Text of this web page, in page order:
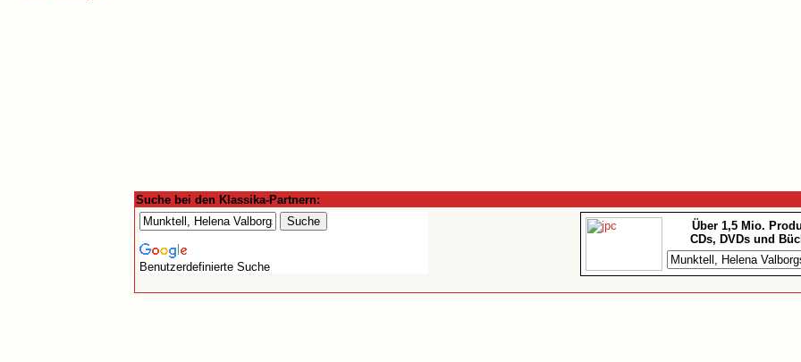
Suche bei den Klassika-Partnern:
Benutzerdefinierte Suche
Über 1,5 Mio.
CDs, DVDs und